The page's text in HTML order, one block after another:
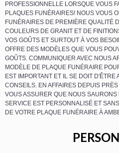
PROFESSIONNELLE LORSQUE VOUS
PLAQUES FUNÉRAIRES! NOUS VOUS
FUNÉRAIRES DE PREMIÈRE QUALITÉ
COULEURS DE GRANIT ET DE
VOS GOÛTS ET SURTOUT À VOS
OFFRE DES MODÈLES QUE VOUS
GOÛTS. COMMUNIQUER AVEC NOUS
MODÈLE DE PLAQUE FUNÉRAIRE
EST IMPORTANT ET IL SE DOIT
CONSEILS. EN AFFAIRES DEPUIS
VOUS ASSURER QUE NOUS
SERVICE EST PERSONNALISÉ ET
DE VOTRE PLAQUE FUNÉRAIRE À